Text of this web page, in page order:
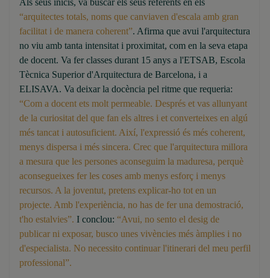
Als seus inicis, va buscar els seus referents en els
“arquitectes totals, noms que canviaven d'escala amb gran
facilitat i de manera coherent”. Afirma que avui l'arquitectura
no viu amb tanta intensitat i proximitat, com en la seva etapa
de docent. Va fer classes durant 15 anys a l'ETSAB, Escola
Tècnica Superior d'Arquitectura de Barcelona, i a
ELISAVA. Va deixar la docència pel ritme que requeria:
“Com a docent ets molt permeable. Després et vas allunyant
de la curiositat del que fan els altres i et converteixes en algú
més tancat i autosuficient. Així, l'expressió és més coherent,
menys dispersa i més sincera. Crec que l'arquitectura millora
a mesura que les persones aconseguim la maduresa, perquè
aconsegueixes fer les coses amb menys esforç i menys
recursos. A la joventut, pretens explicar-ho tot en un
projecte. Amb l'experiència, no has de fer una demostració,
t'ho estalvies”. I conclou: “Avui, no sento el desig de
publicar ni exposar, busco unes vivències més àmplies i no
d'especialista. No necessito continuar l'itinerari del meu perfil
professional”.